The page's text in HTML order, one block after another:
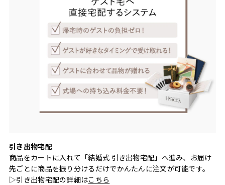
引き出物宅配
商品をカートに入れて「結婚式 引き出物宅配」へ進み、お届け
先ごとに商品を振り分けるだけでかんたんに注文が可能です。
▷引き出物宅配の詳細はこちら